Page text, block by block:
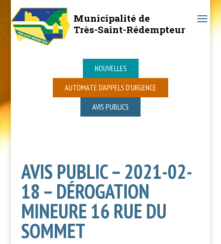
Municipalité de
Très-Saint-Rédempteur
NOUVELLES
AUTOMATE D’APPELS D’URGENCE
AVIS PUBLICS
AVIS PUBLIC – 2021-02-
18 – DÉROGATION
MINEURE 16 RUE DU
SOMMET